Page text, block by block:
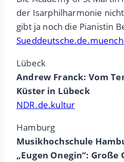
der Isarphilharmonie
gibt ja noch die Pianistin
Lübeck
Andrew Franck: Vom
Küster in Lübeck
NDR.de.kultur
Hamburg
Musikhochschule
„Eugen Onegin“: